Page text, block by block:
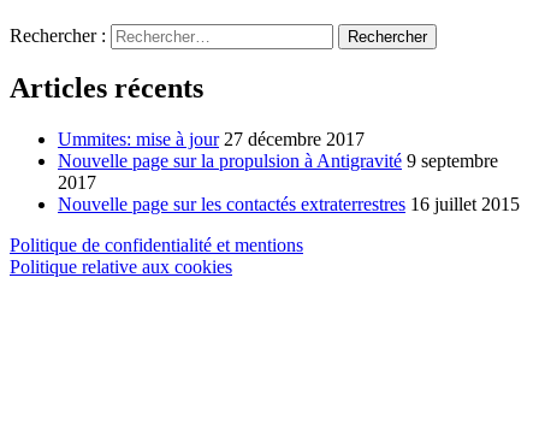
Rechercher :
Articles récents
Ummites: mise à jour 27 décembre 2017
Nouvelle page sur la propulsion à Antigravité 9 septembre
2017
Nouvelle page sur les contactés extraterrestres 16 juillet 2015
Politique de confidentialité et mentions
Politique relative aux cookies